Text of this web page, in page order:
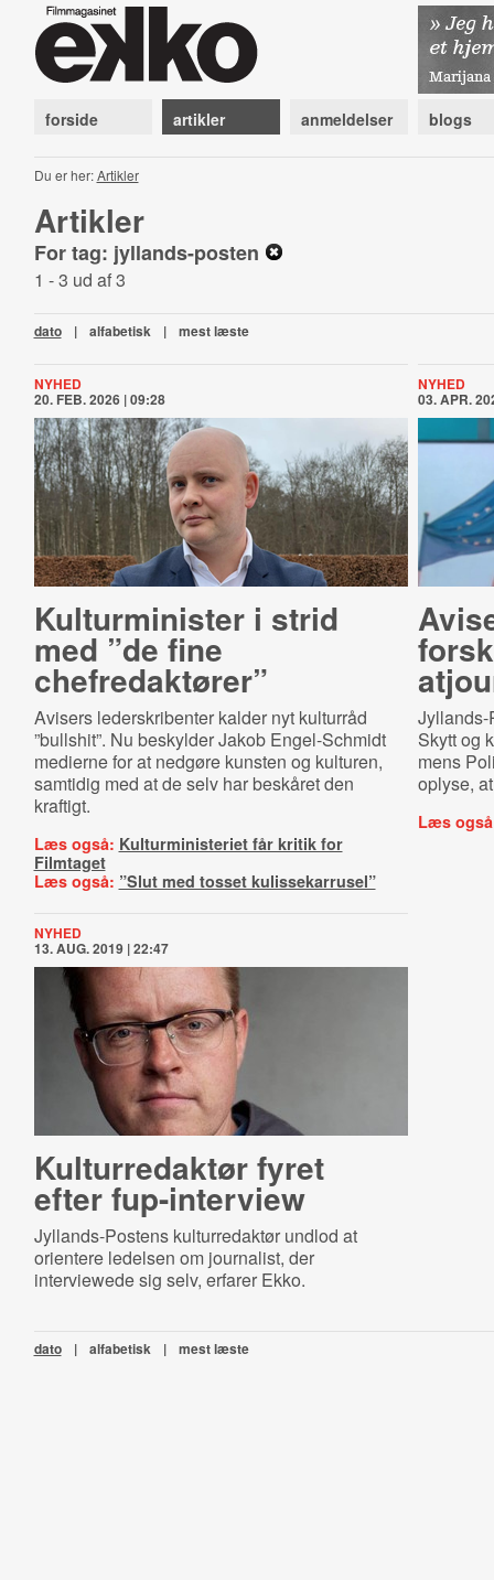
forside artikler anmeldelser blogs
Du er her:Artikler
Artikler
For tag: jyllands-posten
1 - 3 ud af 3
dato | alfabetisk | mest læste
NYHED
20. FEB. 2026 | 09:28
Kulturminister i strid
med ”de fine
chefredaktører”
Avisers lederskribenter kalder nyt kulturråd
”bullshit”. Nu beskylder Jakob Engel-Schmidt
medierne for at nedgøre kunsten og kulturen,
samtidig med at de selv har beskåret den
kraftigt.
Læs også: Kulturministeriet får kritik for
Filmtaget
Læs også: ”Slut med tosset kulissekarrusel”
NYHED
03. APR.
Jyllands-
Skytt og
mens
oplyse,
Læs
NYHED
13. AUG. 2019 | 22:47
Kulturredaktør fyret
efter fup-interview
Jyllands-Postens kulturredaktør undlod at
orientere ledelsen om journalist, der
interviewede sig selv, erfarer Ekko.
dato | alfabetisk | mest læste